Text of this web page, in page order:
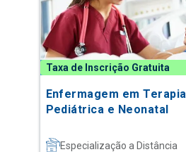
Taxa de Inscrição Gratuita
Enfermagem em
Pediátrica e Neonatal
Especialização a Distância